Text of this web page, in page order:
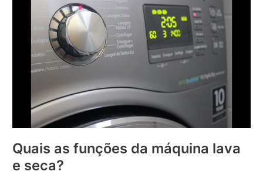
Quais as funções da máquina lava
e seca?